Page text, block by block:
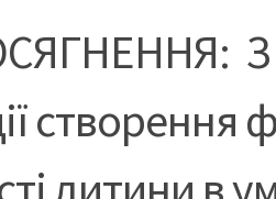
створення